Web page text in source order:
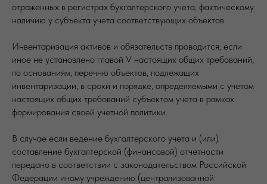
отраженных в регистрах бухгалтерского учета, фактическому
наличию у субъекта учета соответствующих объектов.
Инвентаризация активов и обязательств проводится, если
иное не установлено главой V настоящих общих требований,
по основаниям, перечню объектов, подлежащих
инвентаризации, в сроки и порядке, определяемыми с учетом
настоящих общих требований субъектом учета в рамках
формирования своей учетной политики.
В случае если ведение бухгалтерского учета и (или)
составление бухгалтерской (финансовой) отчетности
передано в соответствии с законодательством Российской
Федерации иному учреждению (централизованной